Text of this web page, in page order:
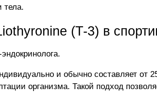
тела.
(T-3) в
и обычно составляет от
организма. Такой подход